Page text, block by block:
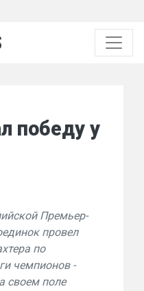
победу у
Премьер-
провел
по
чемпионов -
своем поле